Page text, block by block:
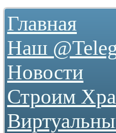
Главная
Наш
Новости
Строим
Как нас найти
Фотогалереи